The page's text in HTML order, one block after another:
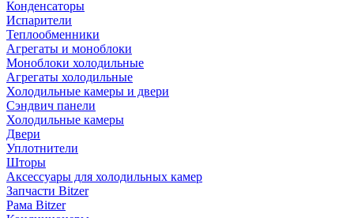
Конденсаторы
Испарители
Теплообменники
Агрегаты и моноблоки
Моноблоки холодильные
Агрегаты холодильные
Холодильные камеры и двери
Сэндвич панели
Холодильные камеры
Двери
Уплотнители
Шторы
Аксессуары для холодильных камер
Запчасти Bitzer
Рама Bitzer